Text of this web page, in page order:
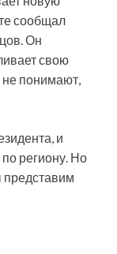
сообщал
Он
свою
не понимают,
и
региону. Но
представим